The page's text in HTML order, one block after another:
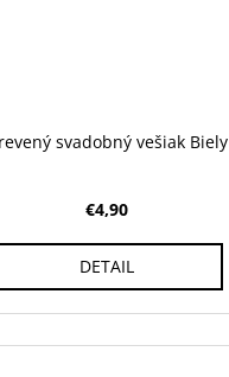
svadobný vešiak Biely
€4,90
DETAIL